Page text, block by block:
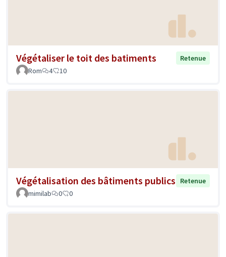
Végétaliser le toit des batiments
Retenue
Rom
4 10
Végétalisation des bâtiments publics
Retenue
mimilab
0 0